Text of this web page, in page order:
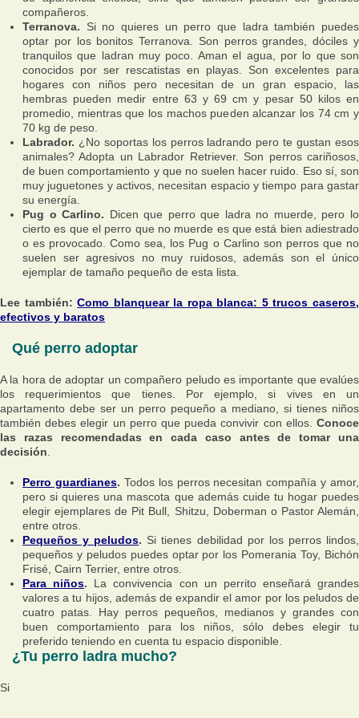
compañeros.
Terranova. Si no quieres un perro que ladra también puedes
optar por los bonitos Terranova. Son perros grandes, dóciles y
tranquilos que ladran muy poco. Aman el agua, por lo que son
conocidos por ser rescatistas en playas. Son excelentes para
hogares con niños pero necesitan de un gran espacio, las
hembras pueden medir entre 63 y 69 cm y pesar 50 kilos en
promedio, mientras que los machos pueden alcanzar los 74 cm y
70 kg de peso.
Labrador. ¿No soportas los perros ladrando pero te gustan esos
animales? Adopta un Labrador Retriever. Son perros cariñosos,
de buen comportamiento y que no suelen hacer ruido. Eso sí, son
muy juguetones y activos, necesitan espacio y tiempo para gastar
su energía.
Pug o Carlino. Dicen que perro que ladra no muerde, pero lo
cierto es que el perro que no muerde es que está bien adiestrado
o es provocado. Como sea, los Pug o Carlino son perros que no
suelen ser agresivos no muy ruidosos, además son el único
ejemplar de tamaño pequeño de esta lista.
Lee también:Como blanquear la ropa blanca: 5 trucos caseros,
efectivos y baratos
Qué perro adoptar
A la hora de adoptar un compañero peludo es importante que evalúes
los requerimientos que tienes. Por ejemplo, si vives en un
apartamento debe ser un perro pequeño a mediano, si tienes niños
también debes elegir un perro que pueda convivir con ellos. Conoce
las razas recomendadas en cada caso antes de tomar una
decisión
Perro guardianes. Todos los perros necesitan compañía y amor,
pero si quieres una mascota que además cuide tu hogar puedes
elegir ejemplares de Pit Bull, Shitzu, Doberman o Pastor Alemán,
entre otros.
Pequeños y peludos. Si tienes debilidad por los perros lindos,
pequeños y peludos puedes optar por los Pomerania Toy, Bichón
Frisé, Cairn Terrier, entre otros.
Para niños. La convivencia con un perrito enseñará grandes
valores a tu hijos, además de expandir el amor por los peludos de
cuatro patas. Hay perros pequeños, medianos y grandes con
buen comportamiento para los niños, sólo debes elegir tu
preferido teniendo en cuenta tu espacio disponible.
¿Tu perro ladra mucho?
Si